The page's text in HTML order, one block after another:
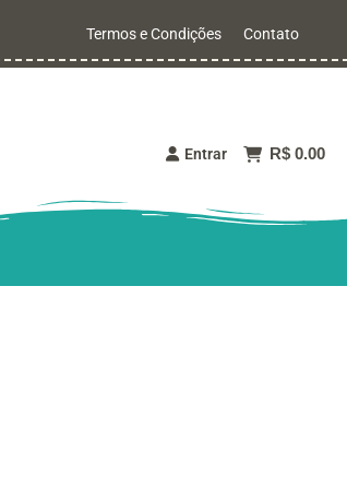
Termos e Condições Contato
Entrar R$ 0.00